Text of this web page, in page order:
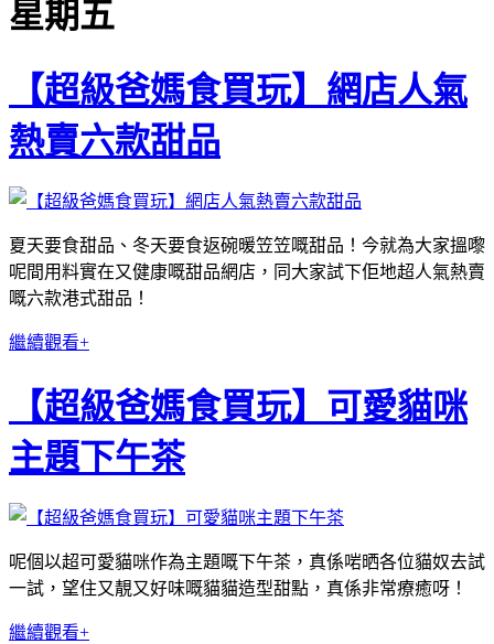
星期五
【超級爸媽食買玩】網店人氣
熱賣六款甜品
夏天要食甜品、冬天要食返碗暖笠笠嘅甜品！今就為大家搵嚟
呢間用料實在又健康嘅甜品網店，同大家試下佢地超人氣熱賣
嘅六款港式甜品！
繼續觀看+
【超級爸媽食買玩】可愛貓咪
主題下午茶
呢個以超可愛貓咪作為主題嘅下午茶，真係啱晒各位貓奴去試
一試，望住又靚又好味嘅貓貓造型甜點，真係非常療癒呀！
繼續觀看+